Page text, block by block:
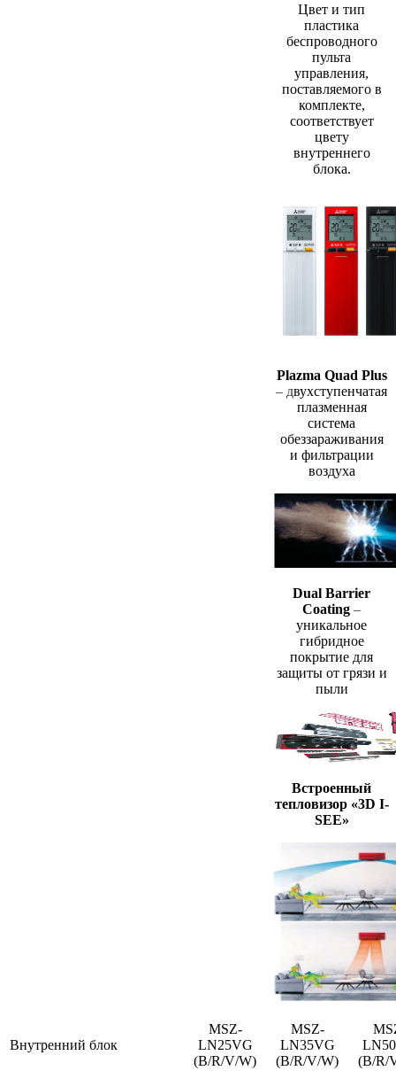
Цвет и тип
пластика
беспроводного
пульта
управления,
поставляемого в
комплекте,
соответствует
цвету
внутреннего
блока.
Plazma Quad Plus
– двухступенчатая
плазменная
система
обеззараживания
и фильтрации
воздуха
Dual Barrier
Coating –
уникальное
гибридное
покрытие для
защиты от грязи и
пыли
Встроенный
тепловизор «3D I-
SEE»
Внутренний блок
MSZ-
LN25VG
(B/R/V/W)
MSZ-
LN35VG
(B/R/V/W)
(B/R/